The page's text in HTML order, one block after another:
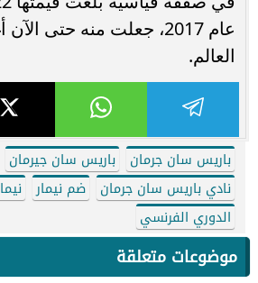
عام 2017، جعلت منه حتى
العالم.
باريس سان جرمان
باريس سان جيرمان
نادي باريس سان جرمان
ضم نيمار
الدوري الفرنسي
موضوعات متعلقة